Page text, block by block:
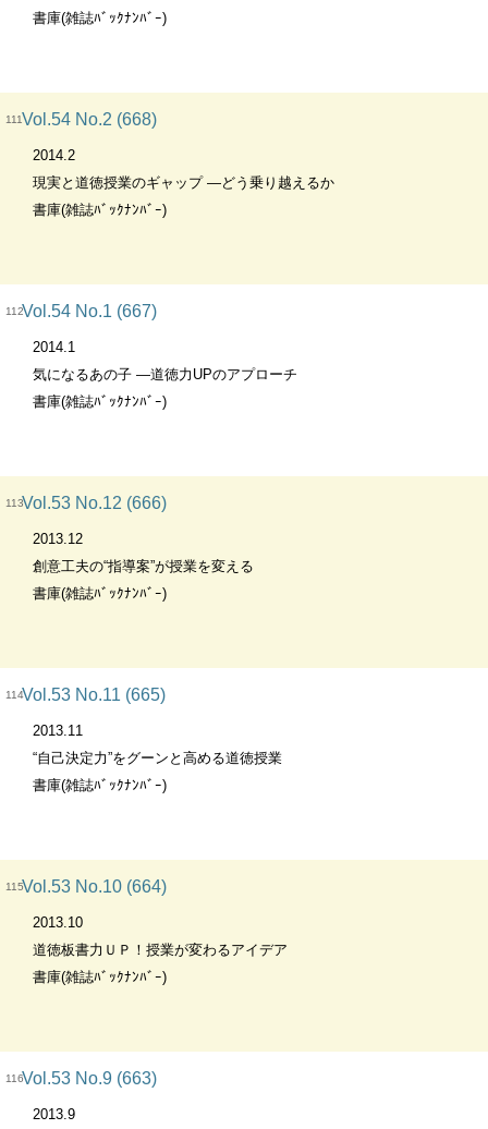
書庫(雑誌ﾊﾞｯｸﾅﾝﾊﾞｰ)
111Vol.54 No.2 (668)
2014.2
現実と道徳授業のギャップ ―どう乗り越えるか
書庫(雑誌ﾊﾞｯｸﾅﾝﾊﾞｰ)
112Vol.54 No.1 (667)
2014.1
気になるあの子 ―道徳力UPのアプローチ
書庫(雑誌ﾊﾞｯｸﾅﾝﾊﾞｰ)
113Vol.53 No.12 (666)
2013.12
創意工夫の“指導案”が授業を変える
書庫(雑誌ﾊﾞｯｸﾅﾝﾊﾞｰ)
114Vol.53 No.11 (665)
2013.11
“自己決定力”をグーンと高める道徳授業
書庫(雑誌ﾊﾞｯｸﾅﾝﾊﾞｰ)
115Vol.53 No.10 (664)
2013.10
道徳板書力ＵＰ！授業が変わるアイデア
書庫(雑誌ﾊﾞｯｸﾅﾝﾊﾞｰ)
116Vol.53 No.9 (663)
2013.9